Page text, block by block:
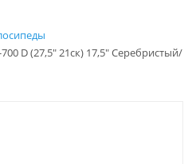
D (27,5" 21ск) 17,5" Серебристый/